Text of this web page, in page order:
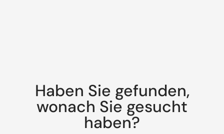
Haben Sie gefunden,
wonach Sie gesucht
haben?